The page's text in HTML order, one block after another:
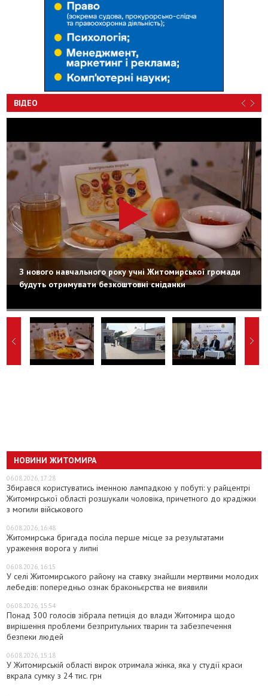
ВІДЕО
З нового навчального року учні Житомирської громади
будуть отримувати безкоштовні сніданки
НОВИНИ ЖИТОМИРА
06.08.2026, 17:28
Збирався користуватись іменною лампадкою у побуті: у райцентрі
Житомирської області розшукали чоловіка, причетного до крадіжки
з могили військового
06.08.2026, 16:48
Житомирська бригада посіла перше місце за результатами
ураження ворога у липні
06.08.2026, 16:15
У селі Житомирського району на ставку знайшли мертвими молодих
лебедів: попередньо ознак браконьєрства не виявили
06.08.2026, 15:54
Понад 300 голосів зібрала петиція до влади Житомира щодо
вирішення проблеми безпритульних тварин та забезпечення
безпеки людей
06.08.2026, 15:18
У Житомирській області вирок отримала жінка, яка у студії краси
вкрала сумку з 24 тис. грн